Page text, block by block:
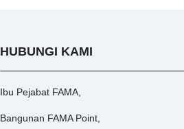
HUBUNGI KAMI
Ibu Pejabat FAMA,
Bangunan FAMA Point,